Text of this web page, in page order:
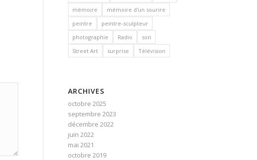
mémoire
mémoire d'un sourire
peintre
peintre-sculpteur
photographie
Radio
son
Street Art
surprise Télévision
ARCHIVES
octobre 2025
septembre 2023
décembre 2022
juin 2022
mai 2021
octobre 2019